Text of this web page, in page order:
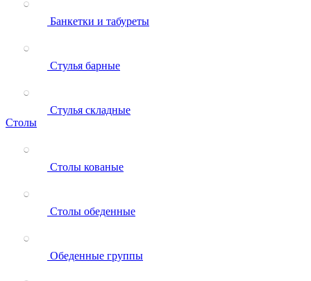
Банкетки и табуреты
Стулья барные
Стулья складные
Столы
Столы кованые
Столы обеденные
Обеденные группы